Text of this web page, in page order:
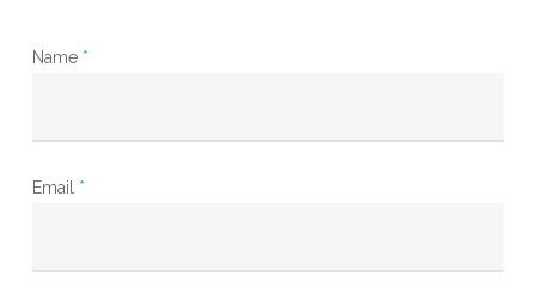
Name *
Email *